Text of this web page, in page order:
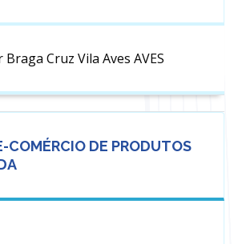
Cruz Vila Aves AVES
COMÉRCIO DE PRODUTOS